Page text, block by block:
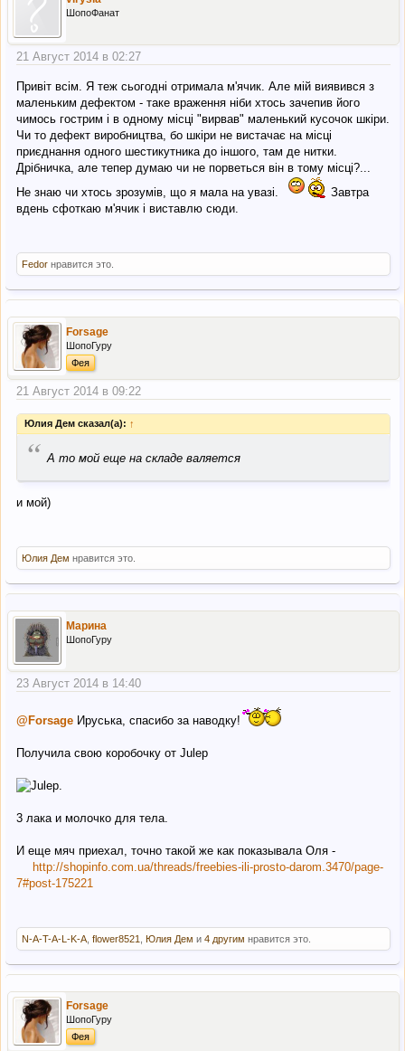
ШопоФанат
21 Август 2014 в 02:27
Привіт всім. Я теж сьогодні отримала м'ячик. Але мій виявився з
маленьким дефектом - таке враження ніби хтось зачепив його
чимось гострим і в одному місці "вирвав" маленький кусочок шкіри.
Чи то дефект виробництва, бо шкіри не вистачає на місці
приєднання одного шестикутника до іншого, там де нитки.
Дрібничка, але тепер думаю чи не порветься він в тому місці?...
Не знаю чи хтось зрозумів, що я мала на увазі.
Завтра
вдень сфоткаю м'ячик і виставлю сюди.
Fedor нравится это.
Forsage
ШопоГуру
Фея
21 Август 2014 в 09:22
Юлия Дем сказал(а): ↑
“ А то мой еще на складе валяется
и мой)
Юлия Дем нравится это.
Марина
ШопоГуру
23 Август 2014 в 14:40
@Forsage Ируська, спасибо за наводку!
Получила свою коробочку от Julep
3 лака и молочко для тела.
И еще мяч приехал, точно такой же как показывала Оля -
http://shopinfo.com.ua/threads/freebies-ili-prosto-darom.3470/page-
7#post-175221
N-A-T-A-L-K-A flower8521 Юлия Дем и 4 другим нравится это.
Forsage
ШопоГуру
Фея